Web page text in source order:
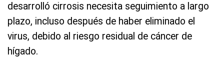
desarrolló cirrosis necesita seguimiento a largo
plazo, incluso después de haber eliminado el
virus, debido al riesgo residual de cáncer de
hígado.